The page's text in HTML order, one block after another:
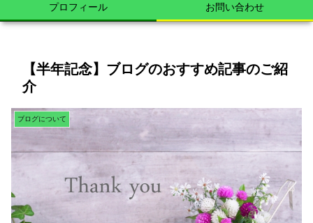
プロフィール お問い合わせ
【半年記念】ブログのおすすめ記事のご紹
介
ブログについて